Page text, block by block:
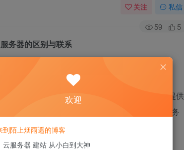
关注 私信
59 5
务器的区别与联系
型计算机的程序，可以向浏览器等Web客户端提供
件，让全世界下载。目前最主流的三个Web服务
欢迎
到陌上烟雨遥的博客
云服务器 建站 从小白到大神